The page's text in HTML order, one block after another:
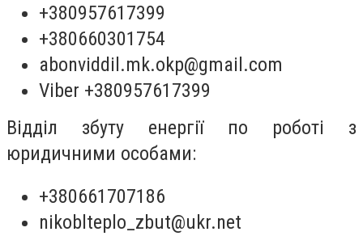
+380957617399
+380660301754
abonviddil.mk.okp@gmail.com
Viber +380957617399
Відділ збуту енергії по роботі з
юридичними особами:
+380661707186
nikoblteplo_zbut@ukr.net